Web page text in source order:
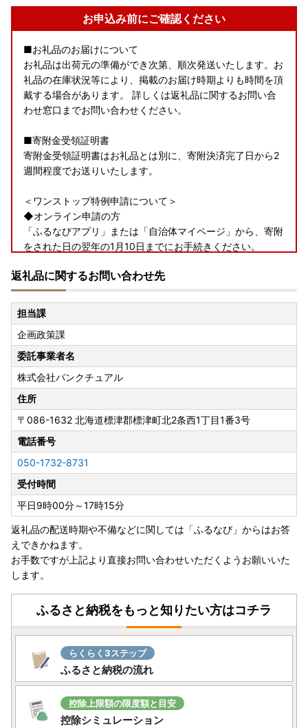
お申込み前にご確認ください
■お礼品のお届けについて
お礼品は出荷元の準備ができ次第、順次発送いたします。お
礼品の在庫状況等により、掲載のお届け時期よりも時間を頂
戴する場合があります。 詳しくは返礼品に関するお問い合
わせ窓口までお問い合わせください。
■寄附金受領証明書
寄附金受領証明書はお礼品とは別に、寄附決済完了日から2
週間程度でお送りいたします。
＜ワンストップ特例申請について＞
◆オンライン申請の方
「ふるなびアプリ」または「自治体マイページ」から、寄附
をされた日の翌年の1月10日までにお手続きください。
◆申請書（紙申請）の方
標津町では令和8年6月よりワンストップ特例申請書の送付
を行っておりません。
郵送での申請書提出をご希望の方は町ホームページより申請
書様式をダウンロードいただくか、ふるさと納税コールセン
ター(050-3108-9315)へご連絡ください。
【申請書ダウンロード】
https://www.shibetsutown.jp/administration/?content=35
9
申請書は寄附をされた日の翌年の1月10日必着でご提出くだ
さい。
―――――――――――――――――――――――――――
――――
■寄附のお申し込みについて
・寄附完了後のキャンセルや、お礼品の変更は原則できませ
ん。お間違いのないようお申し込みください。
・標津町にお住まいの方は、お礼品をお受け取りいただけま
せんのでご了承ください。
・ご不在等でお礼品をお受け取りいただけない期間等がござ
いましたら、お問い合わせ先までご連絡ください。
（一部のお礼品ではご不在日を承ることができない場合がご
ざいますので、あらかじめご了承ください。）
た場合は、再送いたしかねますのでご了承ください。
・当町では寄附をいただいた方へお礼品をお送りしておりま
すが、受け取られたお礼の品は一時所得に該当します。
一時所得は年間の所定額を超えると課税対象となりますの
でご留意ください。
返礼品に関するお問い合わせ先
担当課
企画政策課
委託事業者名
株式会社パンクチュアル
住所
〒086-1632 北海道標津郡標津町北2条西1丁目1番3号
電話番号
050-1732-8731
受付時間
平日9時00分～17時15分
返礼品の配送時期や不備などに関しては「ふるなび」からはお答
えできかねます。
お手数ですが上記より直接お問い合わせいただくようお願いいた
します。
ふるさと納税をもっと知りたい方はコチラ
らくらく3ステップ
ふるさと納税の流れ
控除上限額の限度額と目安
控除シミュレーション